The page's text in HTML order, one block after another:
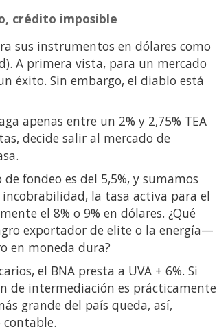
crédito imposible
sus instrumentos en dólares como
A primera vista, para un mercado
éxito. Sin embargo, el diablo está
apenas entre un 2% y 2,75% TEA
decide salir al mercado de
fondeo es del 5,5%, y sumamos
incobrabilidad, la tasa activa para el
el 8% o 9% en dólares. ¿Qué
exportador de elite o la energía—
en moneda dura?
el BNA presta a UVA + 6%. Si
de intermediación es prácticamente
grande del país queda, así,